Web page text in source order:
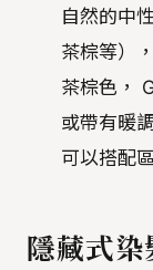
自然的中
茶棕等）
茶棕色，
或帶有暖
可以搭配
隱藏式